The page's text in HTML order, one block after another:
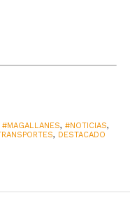
#MAGALLANES, #NOTICIAS,
, DESTACADO